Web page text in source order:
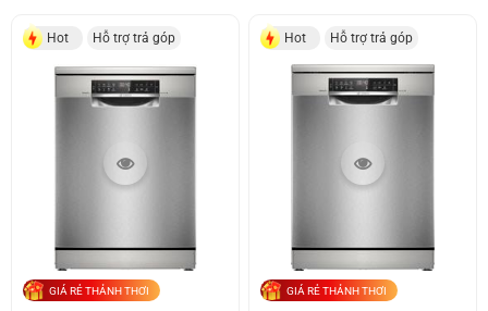
Hot Hỗ trợ trả góp
GIÁ RẺ THẢNH THƠI
Hot Hỗ trợ trả góp
GIÁ RẺ THẢNH THƠI